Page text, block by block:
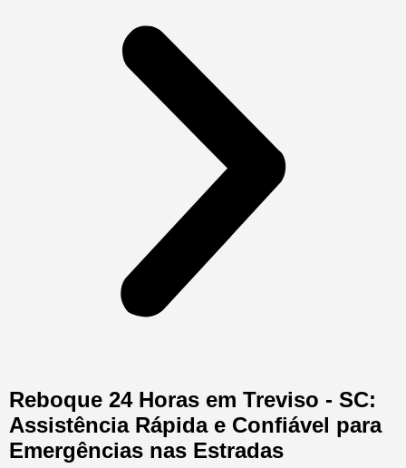
Reboque 24 Horas em Treviso - SC:
Assistência Rápida e Confiável para
Emergências nas Estradas